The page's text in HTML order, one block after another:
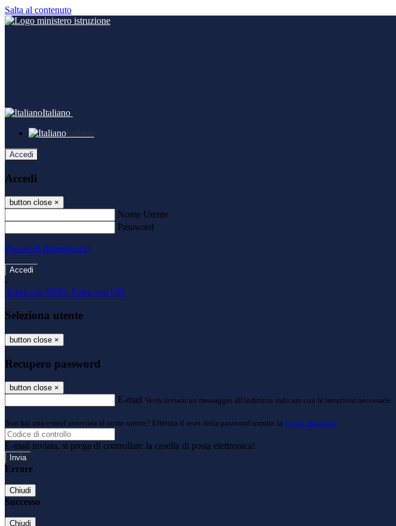
Salta al contenuto
Italiano
Italiano
Accedi
Accedi
button close ×
Nome Utente
Password
Password dimenticata?
-
Entra con SPID Entra con CIE
Seleziona utente
button close ×
Recupero password
button close ×
E-mail Verrà inviato un messaggio all'indirizzo indicato con le istruzioni necessarie.
Non hai una e-mail associata al nome utente? Effettua il reset della password tramite la Login Spaggiari
E-mail inviata, si prega di controllare la casella di posta elettronica!
Errore
Chiudi
Successo
Chiudi